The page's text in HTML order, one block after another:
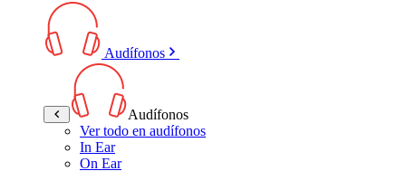
Audífonos
Audífonos
Ver todo en audífonos
In Ear
On Ear